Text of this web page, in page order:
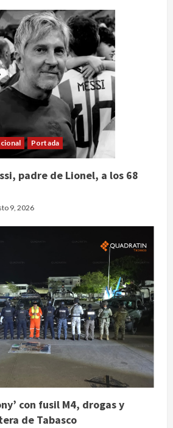
Portada
padre de Lionel, a los 68
9, 2026
con fusil M4, drogas y
de Tabasco
Claudia Sheinbaum decreta Jornada
Reforestación cada segundo
de agosto
agosto 10, 2026